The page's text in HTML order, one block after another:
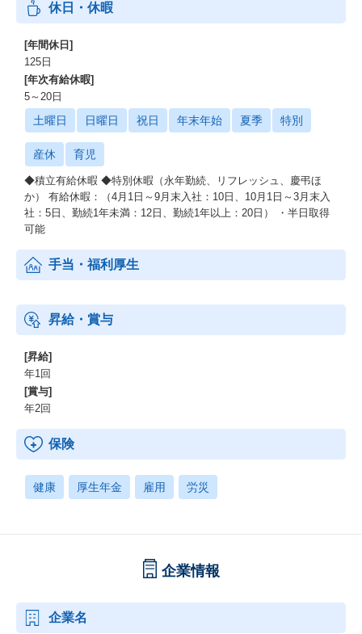
休日・休暇
[年間休日]
125日
[年次有給休暇]
5～20日
土曜日 日曜日 祝日 年末年始 夏季 特別
産休 育児
◆積立有給休暇 ◆特別休暇（永年勤続、リフレッシュ、慶弔ほ
か） 有給休暇：（4月1日～9月末入社：10日、10月1日～3月末入
社：5日、勤続1年未満：12日、勤続1年以上：20日） ・半日取得
可能
手当・福利厚生
昇給・賞与
[昇給]
年1回
[賞与]
年2回
保険
健康 厚生年金 雇用 労災
企業情報
企業名